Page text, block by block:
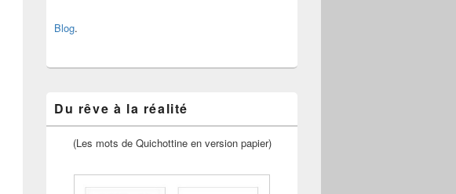
Blog.
Du rêve à la réalité
(Les mots de Quichottine en version papier)